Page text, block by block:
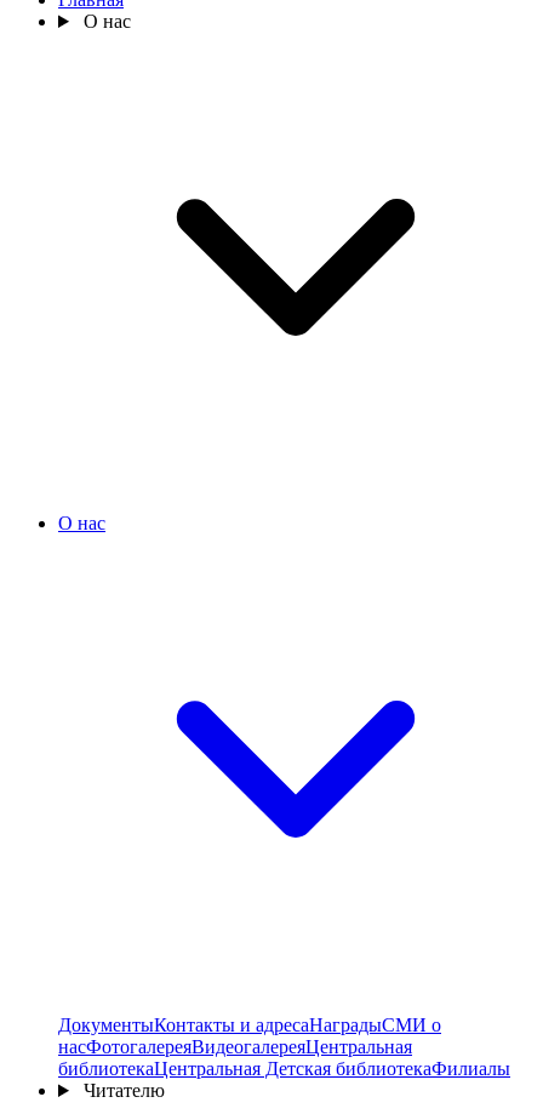
О нас
О нас
ДокументыКонтакты и адресаНаградыСМИ о
насФотогалереяВидеогалереяЦентральная
библиотекаЦентральная Детская библиотекаФилиалы
Читателю